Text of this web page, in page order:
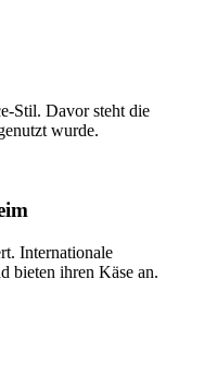
Stil. Davor steht die
wurde.
Internationale
bieten ihren Käse an.